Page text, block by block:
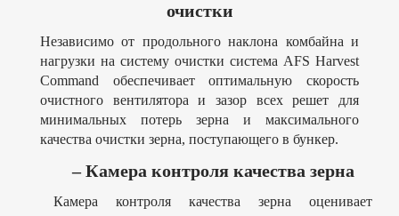
очистки
Независимо от продольного наклона комбайна и
нагрузки на систему очистки система AFS Harvest
Command обеспечивает оптимальную скорость
очистного вентилятора и зазор всех решет для
минимальных потерь зерна и максимального
качества очистки зерна, поступающего в бункер.
– Камера контроля качества зерна
Камера контроля качества зерна оценивает